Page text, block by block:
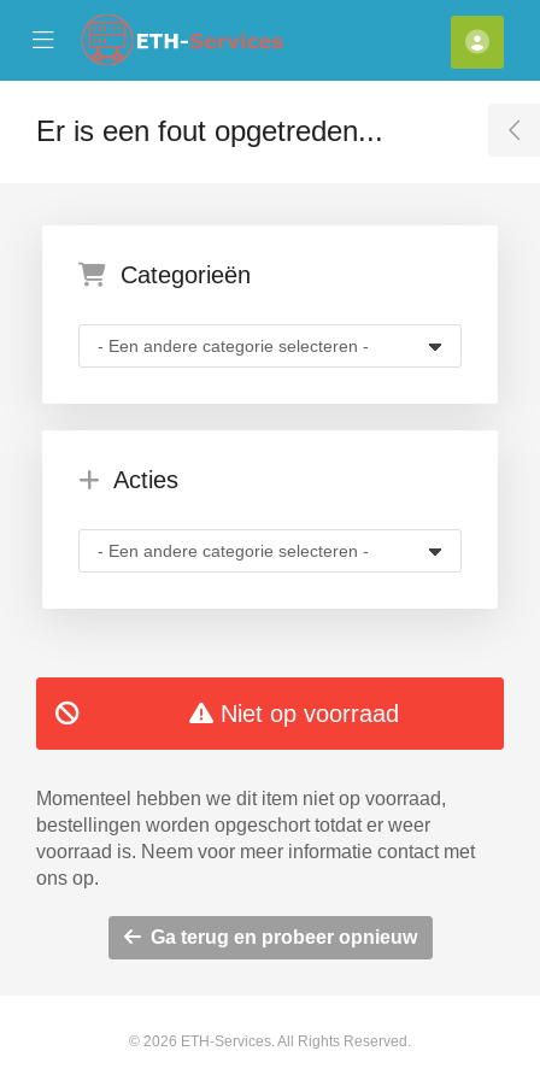
Mobile Menu
Mobile Menu
bekijken
Er is een fout opgetreden...
Categorieën
Acties
Niet op voorraad
Momenteel hebben we dit item niet op voorraad,
bestellingen worden opgeschort totdat er weer
voorraad is. Neem voor meer informatie contact met
ons op.
Ga terug en probeer opnieuw
© 2026 ETH-Services. All Rights Reserved.